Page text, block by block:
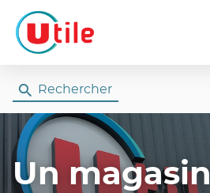
Rechercher
Un magasin